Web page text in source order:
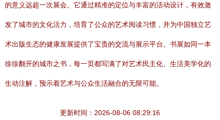
的意义远超一次展会。它通过精准的定位与丰富的活动设计，有效激
发了城市的文化活力，培育了公众的艺术阅读习惯，并为中国独立艺
术出版生态的健康发展提供了宝贵的交流与展示平台。书展如同一本
徐徐翻开的城市之书，每一页都写满了对艺术民主化、生活美学化的
生动注解，预示着艺术与公众生活融合的无限可能。
更新时间：2026-08-06 08:29:16